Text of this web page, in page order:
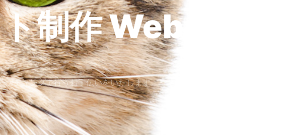
作Design
ケティングで行うお手伝いをいたします。